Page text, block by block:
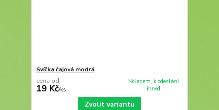
Svíčka čajová modrá
cena od
19 Kč/ks
Skladem, k odeslání
ihned
Zvolit variantu